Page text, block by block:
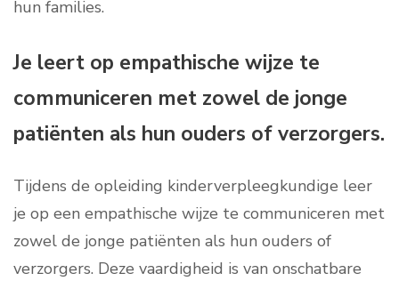
hun families.
Je leert op empathische wijze te
communiceren met zowel de jonge
patiënten als hun ouders of verzorgers.
Tijdens de opleiding kinderverpleegkundige leer
je op een empathische wijze te communiceren met
zowel de jonge patiënten als hun ouders of
verzorgers. Deze vaardigheid is van onschatbare